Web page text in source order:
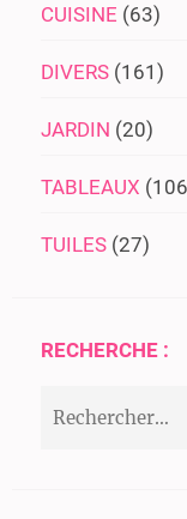
CUISINE (63)
DIVERS (161)
JARDIN (20)
TABLEAUX
TUILES (27)
RECHERCHE :